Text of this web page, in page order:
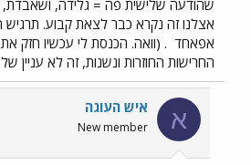
שהודעה שלישית פה = גלידה,
אצלנו זה נקרא כבר לצאת קבוע. תרגיש
אפאחד . (וואה. הכנסת לי עכשיו חזק
החרישות החוזרות ונשנות, זה לא עניין
א איש העוגה
New member